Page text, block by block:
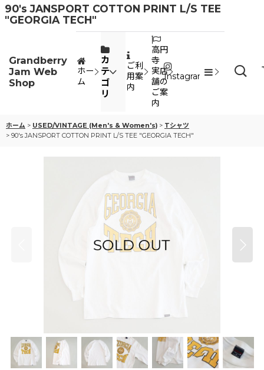
90's JANSPORT COTTON PRINT L/S TEE
"GEORGIA TECH"
Grandberry
Jam Web
Shop
ホー
ム
カ
テ
ゴ
リ
ご利
用案
内
高円
寺
実店
舗の
ご案
内
Instagram
ホーム > USED/VINTAGE (Men's & Women's) > Tシャツ
> 90's JANSPORT COTTON PRINT L/S TEE "GEORGIA TECH"